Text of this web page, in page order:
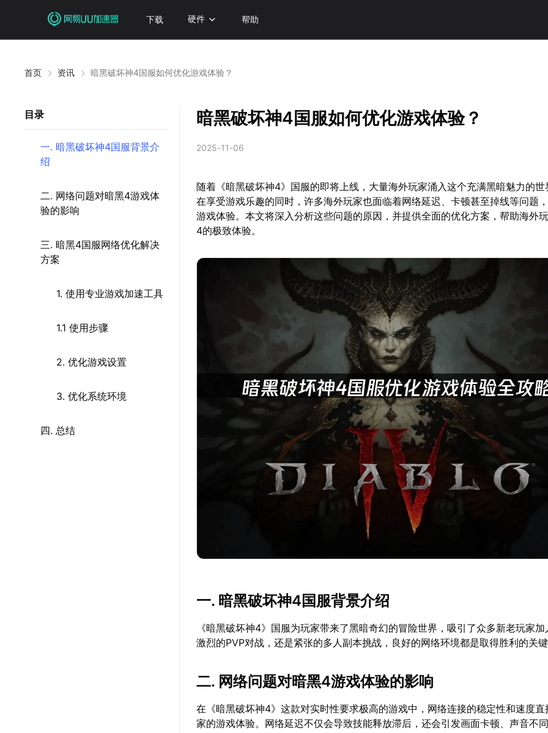
下载 硬件 帮助
首页 资讯 暗黑破坏神4国服如何优化游戏体验？
目录
一. 暗黑破坏神4国服背景介
绍
二. 网络问题对暗黑4游戏体
验的影响
三. 暗黑4国服网络优化解决
方案
1. 使用专业游戏加速工具
1.1 使用步骤
2. 优化游戏设置
3. 优化系统环境
四. 总结
暗黑破坏神4国服如何优化游戏体验？
2025-11-06
随着《暗黑破坏神4》国服的即将上线，大量海外玩家涌入这个充满黑暗魅力的
在享受游戏乐趣的同时，许多海外玩家也面临着网络延迟、卡顿甚至掉线等问题
游戏体验。本文将深入分析这些问题的原因，并提供全面的优化方案，帮助海外
4的极致体验。
一. 暗黑破坏神4国服背景介绍
《暗黑破坏神4》国服为玩家带来了黑暗奇幻的冒险世界，吸引了众多新老玩家
激烈的PVP对战，还是紧张的多人副本挑战，良好的网络环境都是取得胜利的关
二. 网络问题对暗黑4游戏体验的影响
在《暗黑破坏神4》这款对实时性要求极高的游戏中，网络连接的稳定性和速度
家的游戏体验。网络延迟不仅会导致技能释放滞后，还会引发画面卡顿、声音不